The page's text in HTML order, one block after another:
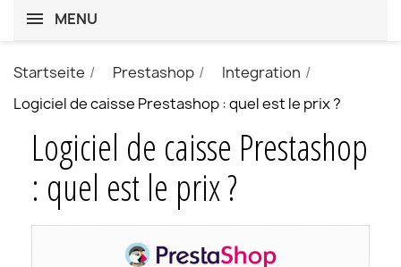
MENU
Startseite Prestashop
Integration
Logiciel de caisse Prestashop : quel est le prix ?
Logiciel de caisse Prestashop
: quel est le prix ?